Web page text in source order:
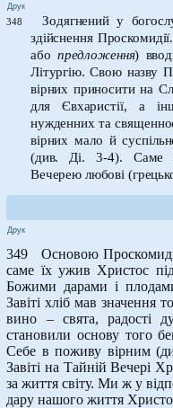
Друк
348
Зодягнений у
здійснення Проскомидії.
або предложення)
Літургію. Свою назву
вірних приносити на
для Євхаристії, а
нужденних та
вірних мало й
(див. Ді. 3-4). Саме
Вечерею любові
Друк
349 Основою
саме їх ужив Христос
Божими дарами і
Завіті хліб мав значення
вино – свята, радості
становили основу того
Себе в поживу вірним
Завіті на Тайній Вечері
за життя світу. Ми ж у
дару нашого життя